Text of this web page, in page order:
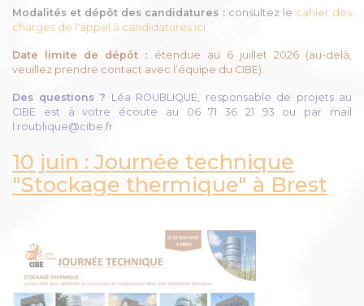
Modalités et dépôt des candidatures :consultez le cahier des
charges de l'appel à candidatures ici.
Date limite de dépôt : étendue au 6 juillet 2026 (au-delà,
veuillez prendre contact avec l’équipe du CIBE).
Des questions ? Léa ROUBLIQUE, responsable de projets au
CIBE est à votre écoute au 06 71 36 21 93 ou par mail
l.roublique@cibe.fr
10 juin : Journée technique
"Stockage thermique" à Brest